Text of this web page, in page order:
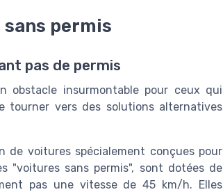
permis
pas de permis
obstacle insurmontable pour ceux qui
tourner vers des solutions alternatives
de voitures spécialement conçues pour
"voitures sans permis", sont dotées de
pas une vitesse de 45 km/h. Elles